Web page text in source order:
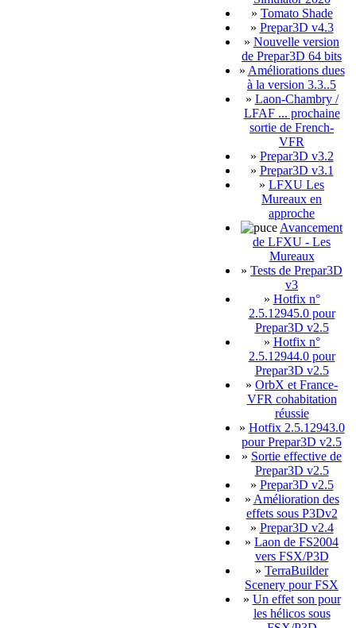
» Tomato Shade
» Prepar3D v4.3
» Nouvelle version
de Prepar3D 64 bits
» Améliorations dues
à la version 3.3..5
» Laon-Chambry /
LFAF ... prochaine
sortie de French-
VFR
» Prepar3D v3.2
» Prepar3D v3.1
» LFXU Les
Mureaux en
approche
Avancement
de LFXU - Les
Mureaux
» Tests de Prepar3D
v3
» Hotfix n°
2.5.12945.0 pour
Prepar3D v2.5
» Hotfix n°
2.5.12944.0 pour
Prepar3D v2.5
» OrbX et France-
VFR cohabitation
réussie
» Hotfix 2.5.12943.0
pour Prepar3D v2.5
» Sortie effective de
Prepar3D v2.5
» Prepar3D v2.5
» Amélioration des
effets sous P3Dv2
» Prepar3D v2.4
» Laon de FS2004
vers FSX/P3D
» TerraBuilder
Scenery pour FSX
» Un effet son pour
les hélicos sous